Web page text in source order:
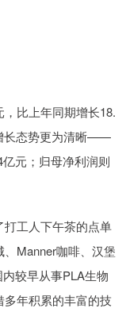
比上年同期增长18.
长态势更为清晰——
元；归母净利润则
工人下午茶的点单
Manner咖啡、汉堡
较早从事PLA生物
年积累的丰富的技